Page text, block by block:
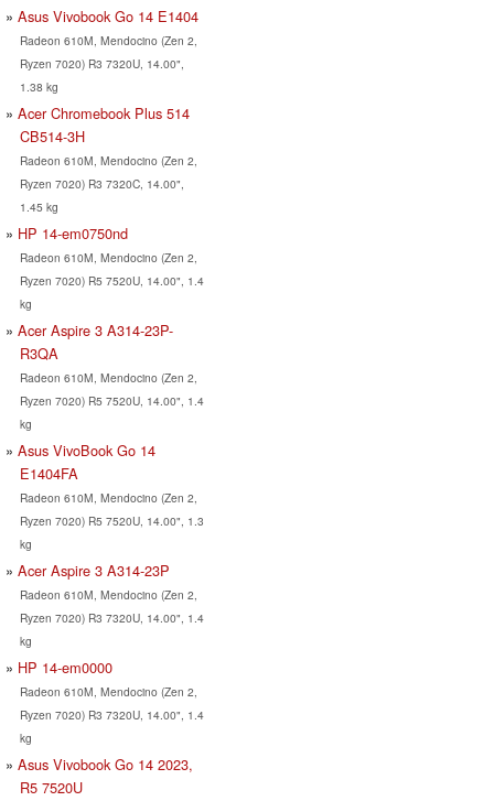
Asus Vivobook Go 14 E1404
Radeon 610M, Mendocino (Zen 2,
Ryzen 7020) R3 7320U, 14.00",
1.38 kg
Acer Chromebook Plus 514
CB514-3H
Radeon 610M, Mendocino (Zen 2,
Ryzen 7020) R3 7320C, 14.00",
1.45 kg
HP 14-em0750nd
Radeon 610M, Mendocino (Zen 2,
Ryzen 7020) R5 7520U, 14.00", 1.4
kg
Acer Aspire 3 A314-23P-
R3QA
Radeon 610M, Mendocino (Zen 2,
Ryzen 7020) R5 7520U, 14.00", 1.4
kg
Asus VivoBook Go 14
E1404FA
Radeon 610M, Mendocino (Zen 2,
Ryzen 7020) R5 7520U, 14.00", 1.3
kg
Acer Aspire 3 A314-23P
Radeon 610M, Mendocino (Zen 2,
Ryzen 7020) R3 7320U, 14.00", 1.4
kg
HP 14-em0000
Radeon 610M, Mendocino (Zen 2,
Ryzen 7020) R3 7320U, 14.00", 1.4
kg
Asus Vivobook Go 14 2023,
R5 7520U